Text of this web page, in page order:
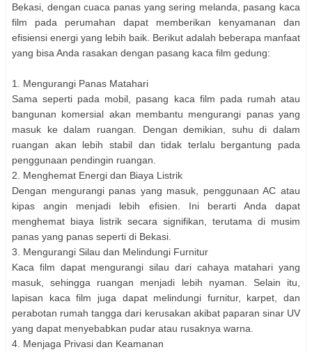
Bekasi, dengan cuaca panas yang sering melanda, pasang kaca
film pada perumahan dapat memberikan kenyamanan dan
efisiensi energi yang lebih baik. Berikut adalah beberapa manfaat
yang bisa Anda rasakan dengan pasang kaca film gedung:
1. Mengurangi Panas Matahari
Sama seperti pada mobil, pasang kaca film pada rumah atau
bangunan komersial akan membantu mengurangi panas yang
masuk ke dalam ruangan. Dengan demikian, suhu di dalam
ruangan akan lebih stabil dan tidak terlalu bergantung pada
penggunaan pendingin ruangan.
2. Menghemat Energi dan Biaya Listrik
Dengan mengurangi panas yang masuk, penggunaan AC atau
kipas angin menjadi lebih efisien. Ini berarti Anda dapat
menghemat biaya listrik secara signifikan, terutama di musim
panas yang panas seperti di Bekasi.
3. Mengurangi Silau dan Melindungi Furnitur
Kaca film dapat mengurangi silau dari cahaya matahari yang
masuk, sehingga ruangan menjadi lebih nyaman. Selain itu,
lapisan kaca film juga dapat melindungi furnitur, karpet, dan
perabotan rumah tangga dari kerusakan akibat paparan sinar UV
yang dapat menyebabkan pudar atau rusaknya warna.
4. Menjaga Privasi dan Keamanan